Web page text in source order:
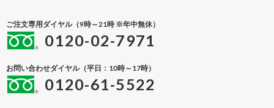
ご注文専用ダイヤル（9時～21時 ※年中無休）
0120-02-7971
お問い合わせダイヤル（平日：10時～17時）
0120-61-5522